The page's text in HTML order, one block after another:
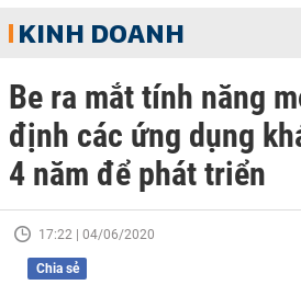
KINH DOANH
Be ra mắt tính năng
định các ứng dụng
4 năm để phát triển
17:22 | 04/06/2020
Chia sẻ